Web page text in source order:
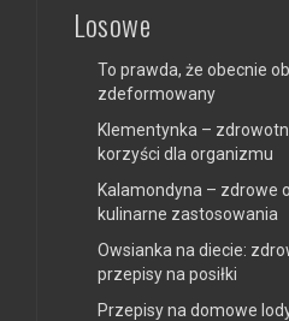
Losowe
To prawda, że obecnie
zdeformowany
Klementynka –
korzyści dla organizmu
Kalamondyna – zdrowe
kulinarne zastosowania
Owsianka na diecie:
przepisy na posiłki
Przepisy na domowe